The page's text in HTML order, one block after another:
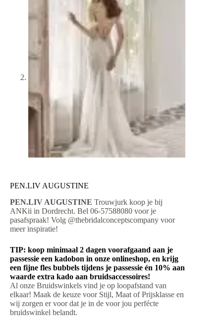
PEN.LIV AUGUSTINE
PEN.LIV AUGUSTINE Trouwjurk koop je bij
ANKii in Dordrecht. Bel 06-57588080 voor je
pasafspraak! Volg @thebridalconceptscompany voor
meer inspiratie!
TIP: koop minimaal 2 dagen voorafgaand aan je
passessie een kadobon in onze onlineshop, en krijg
een fijne fles bubbels tijdens je passessie én 10% aan
waarde extra kado aan bruidsaccessoires!
Al onze Bruidswinkels vind je op loopafstand van
elkaar! Maak de keuze voor Stijl, Maat of Prijsklasse en
wij zorgen er voor dat je in de voor jou perfécte
bruidswinkel belandt.